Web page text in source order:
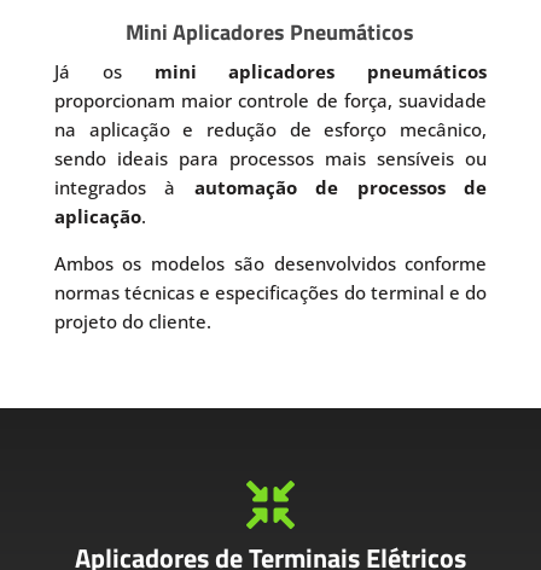
Mini Aplicadores Pneumáticos
Já os mini aplicadores pneumáticos
proporcionam maior controle de força, suavidade
na aplicação e redução de esforço mecânico,
sendo ideais para processos mais sensíveis ou
integrados à automação de processos de
aplicação.
Ambos os modelos são desenvolvidos conforme
normas técnicas e especificações do terminal e do
projeto do cliente.

Aplicadores de Terminais Elétricos